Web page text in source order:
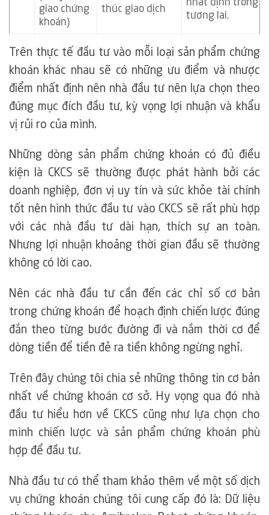
giao chứng
khoán)
thúc giao dịch
nhất định trong
tương lai.
Trên thực tế đầu tư vào mỗi loại sản phẩm chứng
khoán khác nhau sẽ có những ưu điểm và nhược
điểm nhất định nên nhà đầu tư nên lựa chọn theo
đúng mục đích đầu tư, kỳ vọng lợi nhuận và khẩu
vị rủi ro của mình.
Những dòng sản phẩm chứng khoán có đủ điều
kiện là CKCS sẽ thường được phát hành bởi các
doanh nghiệp, đơn vị uy tín và sức khỏe tài chính
tốt nên hình thức đầu tư vào CKCS sẽ rất phù hợp
với các nhà đầu tư dài hạn, thích sự an toàn.
Nhưng lợi nhuận khoảng thời gian đầu sẽ thường
không có lời cao.
Nên các nhà đầu tư cần đến các chỉ số cơ bản
trong chứng khoán để hoạch định chiến lược đúng
đắn theo từng bước đường đi và nắm thời cơ để
dòng tiền để tiền đẻ ra tiền không ngừng nghỉ.
Trên đây chúng tôi chia sẻ những thông tin cơ bản
nhất về chứng khoán cơ sở. Hy vọng qua đó nhà
đầu tư hiểu hơn về CKCS cũng như lựa chọn cho
mình chiến lược và sản phẩm chứng khoán phù
hợp để đầu tư.
Nhà đầu tư có thể tham khảo thêm về một số dịch
vụ chứng khoán chúng tôi cung cấp đó là: Dữ liệu